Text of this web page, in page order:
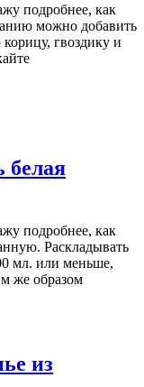
подробнее, как
можно добавить
гвоздику и
белая
подробнее, как
Раскладывать
мл. или меньше,
же образом
из